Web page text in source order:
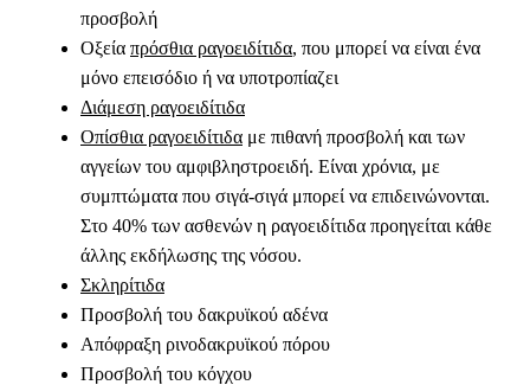
προσβολή
Οξεία πρόσθια ραγοειδίτιδα, που μπορεί να είναι ένα
μόνο επεισόδιο ή να υποτροπίαζει
Διάμεση ραγοειδίτιδα
Οπίσθια ραγοειδίτιδα με πιθανή προσβολή και των
αγγείων του αμφιβληστροειδή. Είναι χρόνια, με
συμπτώματα που σιγά-σιγά μπορεί να επιδεινώνονται.
Στο 40% των ασθενών η ραγοειδίτιδα προηγείται κάθε
άλλης εκδήλωσης της νόσου.
Σκληρίτιδα
Προσβολή του δακρυϊκού αδένα
Απόφραξη ρινοδακρυϊκού πόρου
Προσβολή του κόγχου